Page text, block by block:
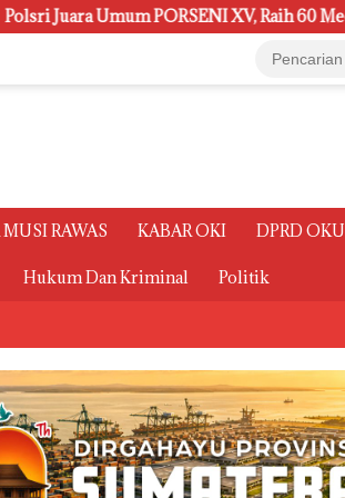
Raih 60 Medali dan Ukir Gelar Keenam
RAWAS KABAR OKI DPRD OKU
Hukum Dan Kriminal Politik